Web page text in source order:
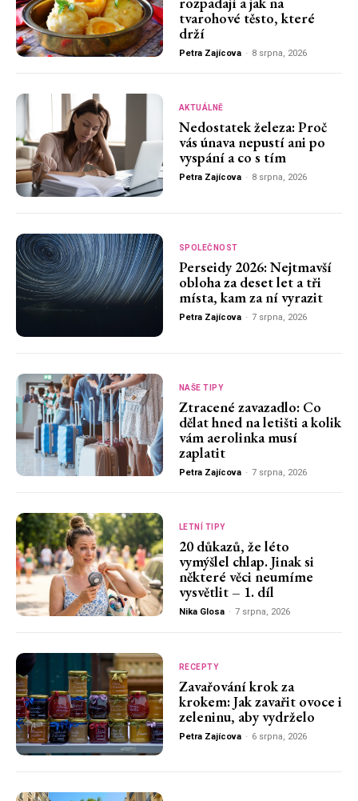
tvarohové těsto, které
drží
Petra Zajícova - 8 srpna, 2026
AKTUÁLNĚ
Nedostatek železa: Proč
vás únava nepustí ani po
vyspání a co s tím
Petra Zajícova - 8 srpna, 2026
SPOLEČNOST
Perseidy 2026: Nejtmavší
obloha za deset let a tři
místa, kam za ní vyrazit
Petra Zajícova - 7 srpna, 2026
NAŠE TIPY
Ztracené zavazadlo: Co
dělat hned na letišti a kolik
vám aerolinka musí
zaplatit
Petra Zajícova - 7 srpna, 2026
LETNÍ TIPY
20 důkazů, že léto
vymýšlel chlap. Jinak si
některé věci neumíme
vysvětlit – 1. díl
Nika Glosa - 7 srpna, 2026
RECEPTY
Zavařování krok za
krokem: Jak zavařit ovoce i
zeleninu, aby vydrželo
Petra Zajícova - 6 srpna, 2026